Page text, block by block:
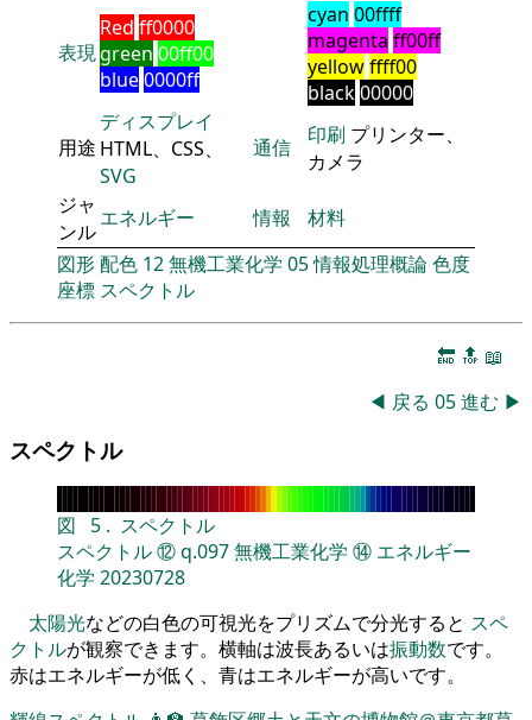
表現
Red ff0000
green 00ff00
blue0000ff
cyan 00ffff
magenta ff00ff
yellowffff00
black00000
用途
ディスプレイ
HTML、CSS、
SVG
通信 印刷 プリンター、
カメラ
ジャ
ンル
エネルギー 情報
材料
図形配色 12無機工業化学 05情報処理概論色度
座標 スペクトル
🔚 🔝 📖
◀ 戻る 05進む ▶
スペクトル
図 5 . スペクトル
スペクトル⑫q.097無機工業化学 ⑭ エネルギー
化学 20230728
太陽光などの白色の可視光をプリズムで分光すると スペ
クトルが観察できます。横軸は波長あるいは振動数です。
赤はエネルギーが低く、青はエネルギーが高いです。